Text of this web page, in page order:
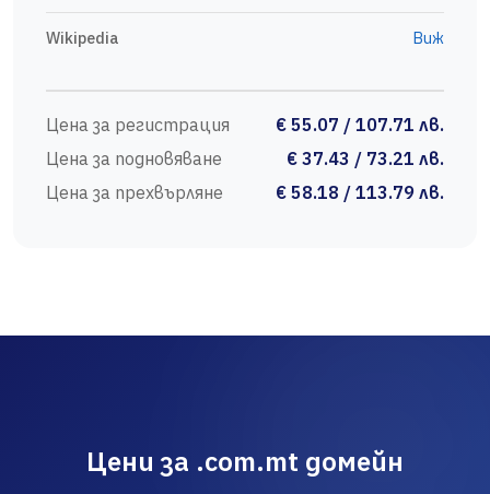
Wikipedia Виж
Цена за регистрация
€ 55.07 / 107.71 лв.
Цена за подновяване
€ 37.43 / 73.21 лв.
Цена за прехвърляне
€ 58.18 / 113.79 лв.
Цени за .com.mt домейн